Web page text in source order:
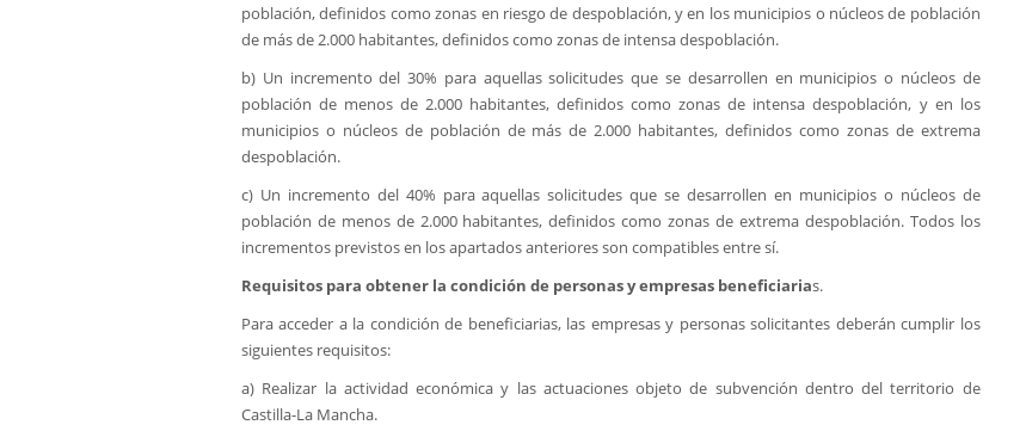
población, definidos como zonas en riesgo de despoblación, y en los municipios o núcleos de población
de más de 2.000 habitantes, definidos como zonas de intensa despoblación.
b) Un incremento del 30% para aquellas solicitudes que se desarrollen en municipios o núcleos de
población de menos de 2.000 habitantes, definidos como zonas de intensa despoblación, y en los
municipios o núcleos de población de más de 2.000 habitantes, definidos como zonas de extrema
despoblación.
c) Un incremento del 40% para aquellas solicitudes que se desarrollen en municipios o núcleos de
población de menos de 2.000 habitantes, definidos como zonas de extrema despoblación. Todos los
incrementos previstos en los apartados anteriores son compatibles entre sí.
Requisitos para obtener la condición de personas y empresas beneficiarias.
Para acceder a la condición de beneficiarias, las empresas y personas solicitantes deberán cumplir los
siguientes requisitos:
a) Realizar la actividad económica y las actuaciones objeto de subvención dentro del territorio de
Castilla-La Mancha.